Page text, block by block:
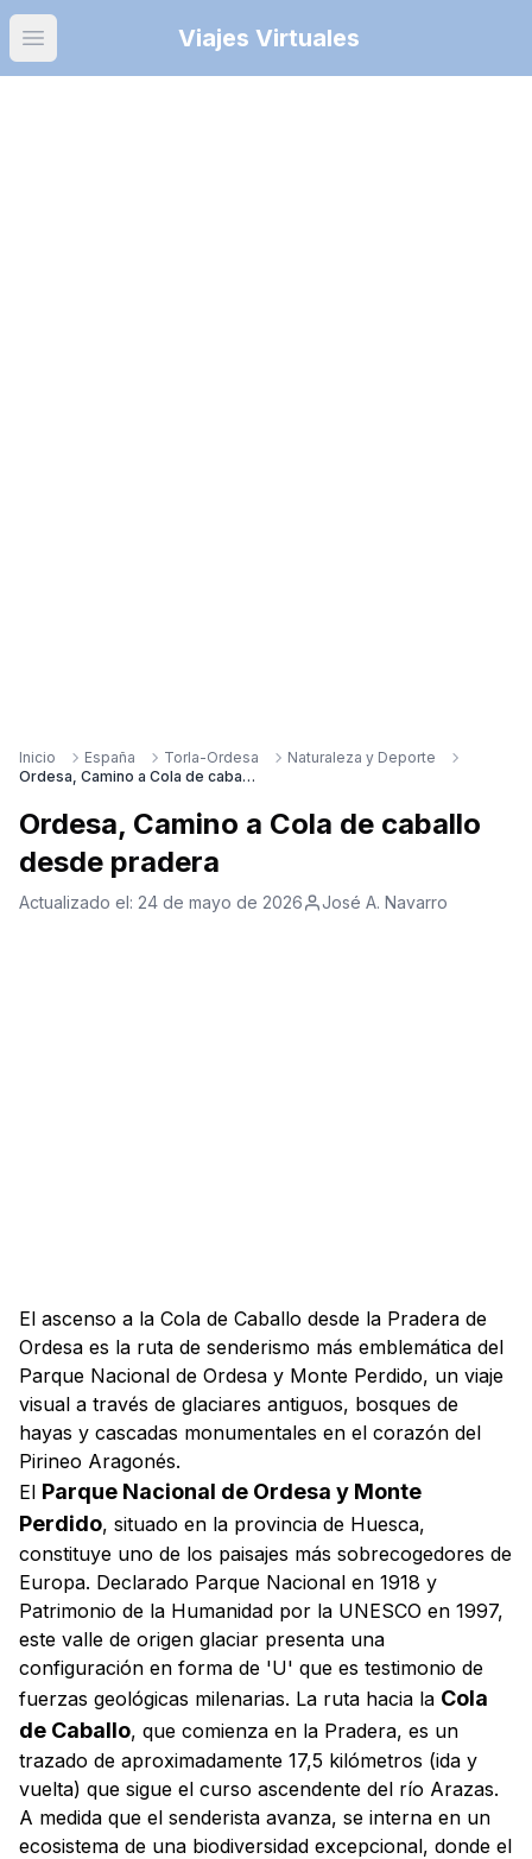
Open main menuViajes Virtuales
Inicio España Torla-Ordesa
Naturaleza y Deporte
Ordesa, Camino a Cola de caballo desde pradera
Ordesa, Camino a Cola de caballo
desde pradera
Actualizado el: 24 de mayo de 2026 José A. Navarro
El ascenso a la Cola de Caballo desde la Pradera de
Ordesa es la ruta de senderismo más emblemática del
Parque Nacional de Ordesa y Monte Perdido, un viaje
visual a través de glaciares antiguos, bosques de
hayas y cascadas monumentales en el corazón del
Pirineo Aragonés.
El Parque Nacional de Ordesa y Monte
Perdido, situado en la provincia de Huesca,
constituye uno de los paisajes más sobrecogedores de
Europa. Declarado Parque Nacional en 1918 y
Patrimonio de la Humanidad por la UNESCO en 1997,
este valle de origen glaciar presenta una
configuración en forma de 'U' que es testimonio de
fuerzas geológicas milenarias. La ruta hacia la Cola
de Caballo, que comienza en la Pradera, es un
trazado de aproximadamente 17,5 kilómetros (ida y
vuelta) que sigue el curso ascendente del río Arazas.
A medida que el senderista avanza, se interna en un
ecosistema de una biodiversidad excepcional, donde el